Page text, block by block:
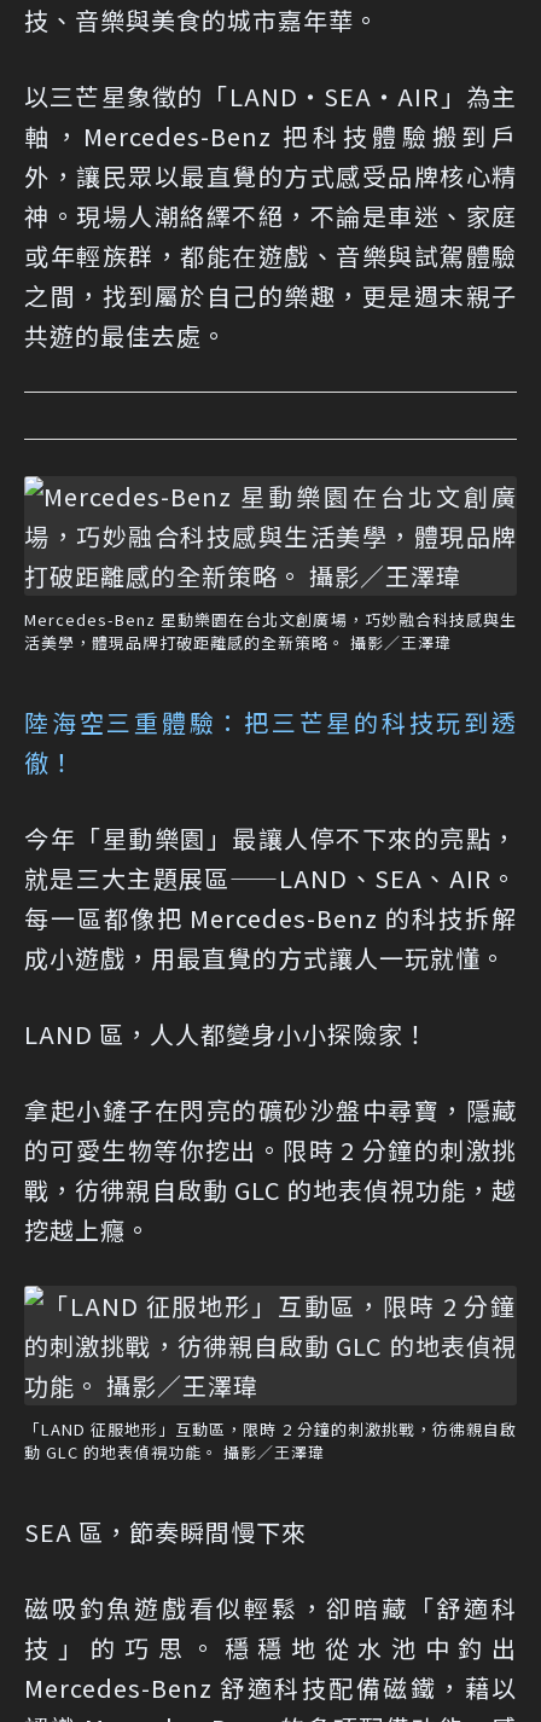
技、音樂與美食的城市嘉年華。
以三芒星象徵的「LAND・SEA・AIR」為主
軸，Mercedes-Benz 把科技體驗搬到戶
外，讓民眾以最直覺的方式感受品牌核心精
神。現場人潮絡繹不絕，不論是車迷、家庭
或年輕族群，都能在遊戲、音樂與試駕體驗
之間，找到屬於自己的樂趣，更是週末親子
共遊的最佳去處。
Mercedes-Benz 星動樂園在台北文創廣場，巧妙融合科技感與生
活美學，體現品牌打破距離感的全新策略。 攝影／王澤瑋
陸海空三重體驗：把三芒星的科技玩到透
徹！
今年「星動樂園」最讓人停不下來的亮點，
就是三大主題展區——LAND、SEA、AIR。
每一區都像把 Mercedes-Benz 的科技拆解
成小遊戲，用最直覺的方式讓人一玩就懂。
LAND 區，人人都變身小小探險家！
拿起小鏟子在閃亮的礦砂沙盤中尋寶，隱藏
的可愛生物等你挖出。限時 2 分鐘的刺激挑
戰，彷彿親自啟動 GLC 的地表偵視功能，越
挖越上癮。
「LAND 征服地形」互動區，限時 2 分鐘的刺激挑戰，彷彿親自啟
動 GLC 的地表偵視功能。 攝影／王澤瑋
SEA 區，節奏瞬間慢下來
磁吸釣魚遊戲看似輕鬆，卻暗藏「舒適科
技」的巧思。穩穩地從水池中釣出
Mercedes-Benz 舒適科技配備磁鐵，藉以